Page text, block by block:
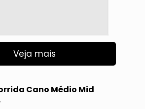
Veja mais
Cano Médio Mid